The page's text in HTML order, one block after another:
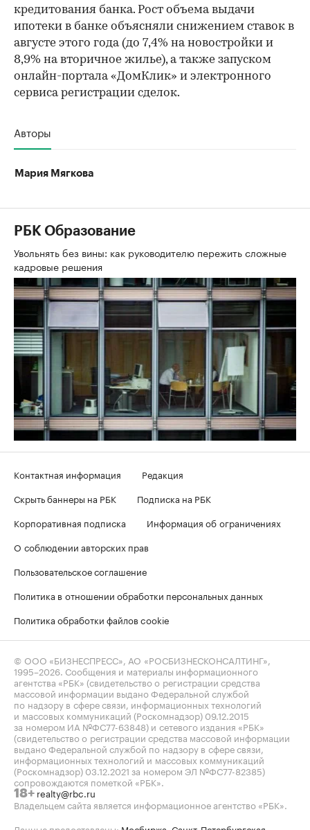
кредитования банка. Рост объема выдачи
ипотеки в банке объясняли снижением ставок в
августе этого года (до 7,4% на новостройки и
8,9% на вторичное жилье), а также запуском
онлайн-портала «ДомКлик» и электронного
сервиса регистрации сделок.
Авторы
Мария Мягкова
РБК Образование
Увольнять без вины: как руководителю пережить сложные
кадровые решения
Контактная информация
Редакция
Скрыть баннеры на РБК
Подписка на РБК
Корпоративная подписка
Информация об ограничениях
О соблюдении авторских прав
Пользовательское соглашение
Политика в отношении обработки персональных данных
Политика обработки файлов cookie
© ООО «БИЗНЕСПРЕСС», АО «РОСБИЗНЕСКОНСАЛТИНГ»,
1995–2026 . Сообщения и материалы информационного
агентства «РБК» (свидетельство о регистрации средства
массовой информации выдано Федеральной службой
по надзору в сфере связи, информационных технологий
и массовых коммуникаций (Роскомнадзор) 09.12.2015
за номером ИА №ФС77-63848) и сетевого издания «РБК»
(свидетельство о регистрации средства массовой информации
выдано Федеральной службой по надзору в сфере связи,
информационных технологий и массовых коммуникаций
(Роскомнадзор) 03.12.2021 за номером ЭЛ №ФС77-82385)
сопровождаются пометкой «РБК».
18+ realty@rbc.ru
Владельцем сайта является информационное агентство «РБК».